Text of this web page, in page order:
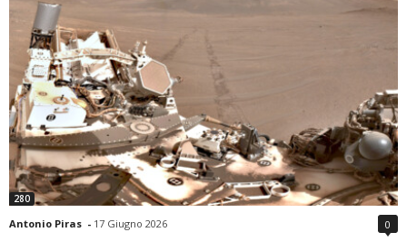
280
Antonio Piras - 17 Giugno 2026 0